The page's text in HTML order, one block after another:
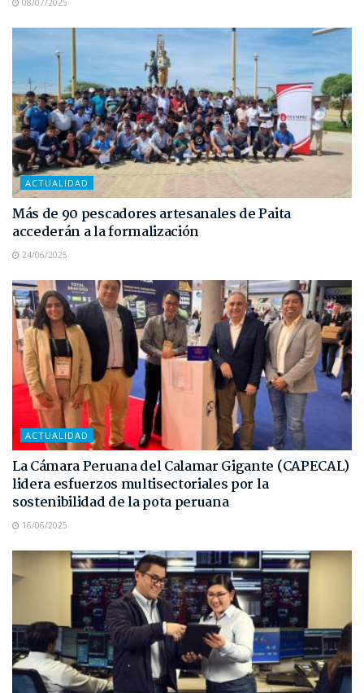
ACTUALIDAD
Más de 90 pescadores artesanales de Paita
accederán a la formalización
24/06/2025
ACTUALIDAD
La Cámara Peruana del Calamar Gigante (CAPECAL)
lidera esfuerzos multisectoriales por la
sostenibilidad de la pota peruana
16/06/2025